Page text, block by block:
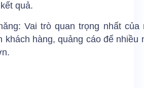
quả.
Vai trò quan trọng nhất của
khách hàng, quảng cáo để nhiều